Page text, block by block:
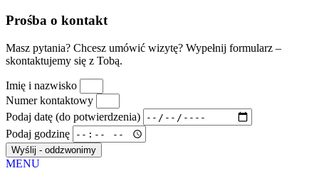
Prośba o kontakt
Masz pytania? Chcesz umówić wizytę? Wypełnij formularz –
skontaktujemy się z Tobą.
Imię i nazwisko
Numer kontaktowy
Podaj datę (do potwierdzenia)
Podaj godzinę
Wyślij - oddzwonimy
MENU